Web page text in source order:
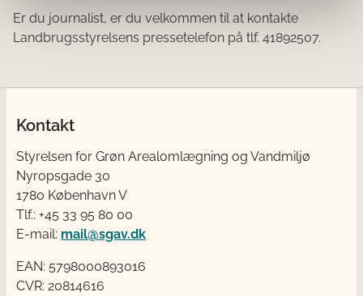
Er du journalist, er du velkommen til at kontakte
Landbrugsstyrelsens pressetelefon på tlf. 41892507.
Kontakt
Styrelsen for Grøn Arealomlægning og Vandmiljø
Nyropsgade 30
1780 København V
Tlf.: +45 33 95 80 00
E-mail: mail@sgav.dk
EAN: 5798000893016
CVR: 20814616